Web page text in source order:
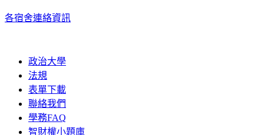
各宿舍連絡資訊
政治大學
法規
表單下載
聯絡我們
學務FAQ
智財權小題庫